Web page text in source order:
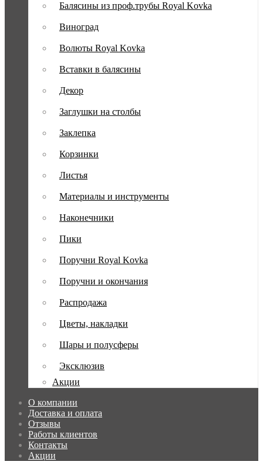
Балясины из проф.трубы Royal Kovka
Виноград
Волюты Royal Kovka
Вставки в балясины
Декор
Заглушки на столбы
Заклепка
Корзинки
Листья
Материалы и инструменты
Наконечники
Пики
Поручни Royal Kovka
Поручни и окончания
Распродажа
Цветы, накладки
Шары и полусферы
Эксклюзив
Акции
О компании
Доставка и оплата
Отзывы
Работы клиентов
Контакты
Акции